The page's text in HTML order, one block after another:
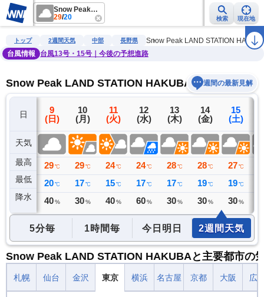
Snow Peak LAND STATION HAKUBA
29/20 検索 現在地
雨雲レーダー 台風情報 地震情報 警報・注意報 2週間天気 ラ
トップ 2週間天気 中部 長野県
Snow Peak LAND STATION
台風情報
台風13号・15号｜今後の予想進路
Snow Peak LAND STATION HAKUBAの2週間天気予
週間の最新見解
日
天気
最高
最低
降水
8
(土)
29 ℃
20 ℃
39ミリ
9
(日)
29 ℃
20 ℃
40 %
10
(月)
29 ℃
17 ℃
30 %
11
(火)
24 ℃
15 ℃
40 %
12
(水)
24 ℃
17 ℃
60 %
13
(木)
28 ℃
17 ℃
30 %
14
(金)
28 ℃
19 ℃
30 %
15
(土)
27 ℃
19 ℃
30 %
5分毎 1時間毎 今日明日 2週間天気
Snow Peak LAND STATION HAKUBAと主要都市の
札幌 仙台 金沢 東京 横浜 名古屋 京都 大阪 広